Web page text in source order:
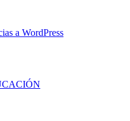
a WordPress